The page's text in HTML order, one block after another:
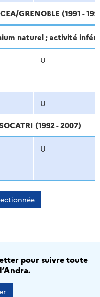
GRENOBLE (1991 -
naturel ; activité
U
U
(1992 - 2007)
U
pour suivre toute